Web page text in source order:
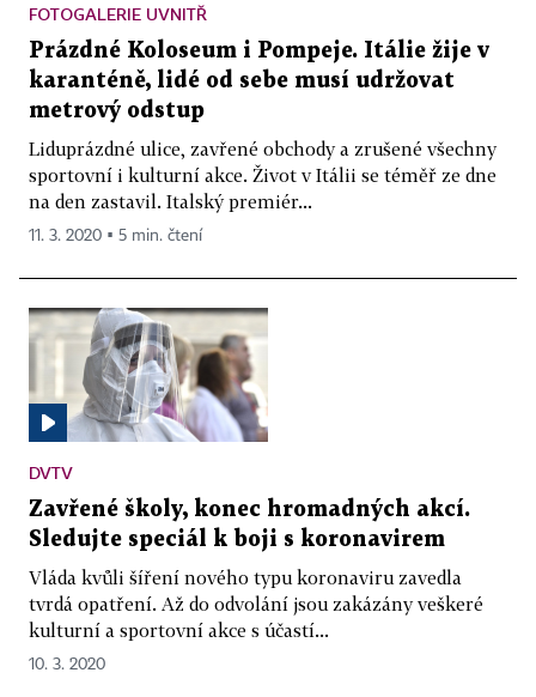
FOTOGALERIE UVNITŘ
Prázdné Koloseum i Pompeje. Itálie žije v
karanténě, lidé od sebe musí udržovat
metrový odstup
Liduprázdné ulice, zavřené obchody a zrušené všechny
sportovní i kulturní akce. Život v Itálii se téměř ze dne
na den zastavil. Italský premiér...
11. 3. 2020 ▪ 5 min. čtení
DVTV
Zavřené školy, konec hromadných akcí.
Sledujte speciál k boji s koronavirem
Vláda kvůli šíření nového typu koronaviru zavedla
tvrdá opatření. Až do odvolání jsou zakázány veškeré
kulturní a sportovní akce s účastí...
10. 3. 2020